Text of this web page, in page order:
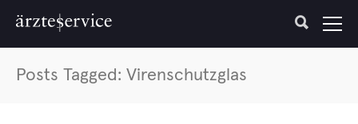
Posts Tagged: Virenschutzglas